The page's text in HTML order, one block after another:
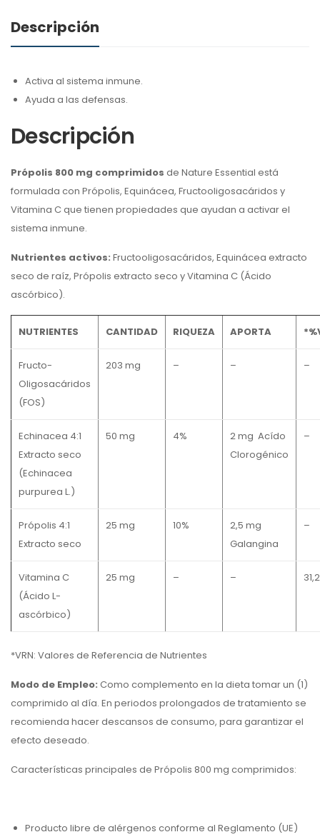
Descripción
Activa al sistema inmune.
Ayuda a las defensas.
Descripción
Própolis 800 mg comprimidos de Nature Essential está
formulada con Própolis, Equinácea, Fructooligosacáridos y
Vitamina C que tienen propiedades que ayudan a activar el
sistema inmune.
Nutrientes activos: Fructooligosacáridos, Equinácea extracto
seco de raíz, Própolis extracto seco y Vitamina C (Ácido
ascórbico).
NUTRIENTES CANTIDAD RIQUEZA APORTA
Fructo-
Oligosacáridos
(FOS)
203 mg – – –
Echinacea 4:1
Extracto seco
(Echinacea
purpurea L.)
50 mg 4%
2 mg Acído
Clorogénico
–
Própolis 4:1
Extracto seco
25 mg 10%
2,5 mg
Galangina
–
Vitamina C
(Ácido L-
ascórbico)
25 mg – –
*VRN: Valores de Referencia de Nutrientes
Modo de Empleo: Como complemento en la dieta tomar un (1)
comprimido al día. En periodos prolongados de tratamiento se
recomienda hacer descansos de consumo, para garantizar el
efecto deseado.
Características principales de Própolis 800 mg comprimidos:
Producto libre de alérgenos conforme al Reglamento (UE)